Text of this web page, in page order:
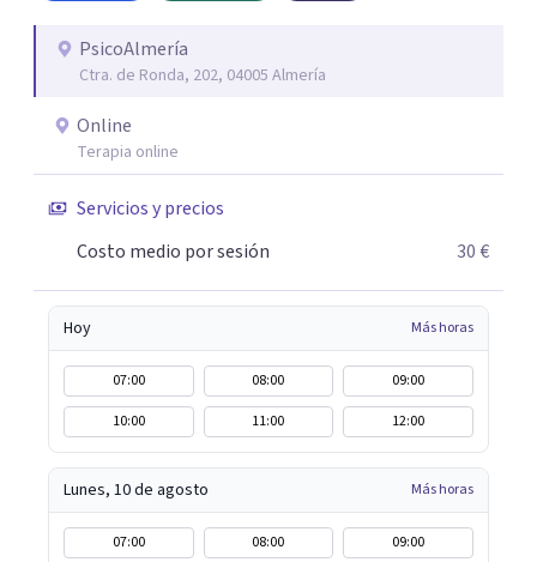
personalizado. Utilizo diferentes técnicas psicológicas
aunque mi especialidad es la hipnosis clínica, como
eficacia, reduciendo el tiempo de tratamiento y
consiguiendo cambios positivos desde la primera sesión.
¿Tienes dudas de cómo enfocaré tu problema o situación?
momento de dar el paso a una nueva etapa en tu vida.
PsicoAlmería
Ctra. de Ronda, 202, 04005 Almería
Online
Terapia online
Servicios y precios
Costo medio por sesión
30 €
Hoy Más horas
07:00 08:00
09:00
10:00
11:00 12:00
Lunes, 10 de agosto Más horas
07:00 08:00
09:00